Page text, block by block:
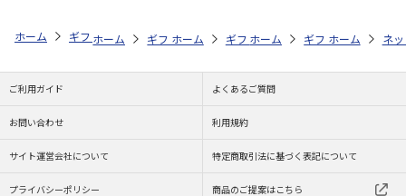
ホーム ギフトストア お中元・夏ギフト特集 2026 うなぎ・魚・海鮮
ホーム ギフトストア お中元・夏ギフト特集 2026
ホーム ギフトストア お中元・夏ギフト
ホーム ギフトストア お
ホーム ネ
ご利用ガイド よくあるご質問
お問い合わせ 利用規約
サイト運営会社について 特定商取引法に基づく表記について
プライバシーポリシー 商品のご提案はこちら